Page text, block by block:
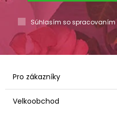
Súhlasím so spracovaním
Pro zákazníky
Velkoobchod